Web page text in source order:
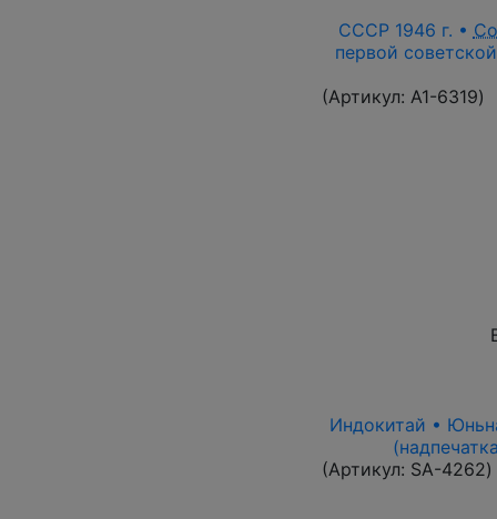
СССР 1946 г. •
первой
(Артикул: A1-6319)
Индокитай •
(Артикул: SA-4262)